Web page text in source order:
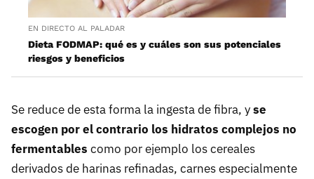
EN DIRECTO AL PALADAR
Dieta FODMAP: qué es y cuáles son sus potenciales
riesgos y beneficios
Se reduce de esta forma la ingesta de fibra, yse
escogen por el contrario los hidratos complejos no
fermentables como por ejemplo los cereales
derivados de harinas refinadas, carnes especialmente